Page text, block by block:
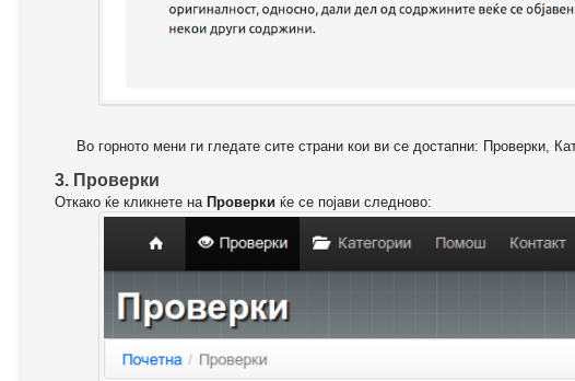
Во горното мени ги гледате сите страни кои ви се достапни: Проверки,
3. Проверки
Откако ќе кликнете на Проверки ќе се појави следново: